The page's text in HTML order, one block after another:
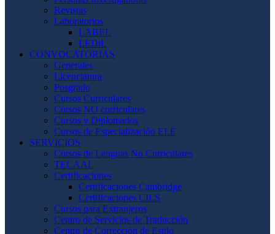
Revistas
Laboratorios
LABEL
LEDiL
CONVOCATORIAS
Generales
Licenciatura
Posgrado
Cursos Curriculares
Cursos NO curriculares
Cursos y Diplomados
Cursos de Especialización ELE
SERVICIOS
Cursos de Lenguas No Curriculares
TECAAL
Certificaciones
Certificaciones Cambridge
Certificaciones CILS
Cursos para Extranjeros
Centro de Servicios de Traducción
Centro de Corrección de Estilo